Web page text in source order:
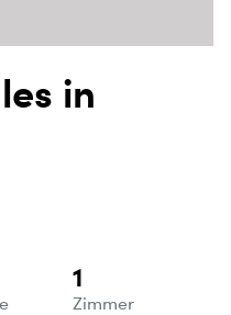
in
1
Zimmer